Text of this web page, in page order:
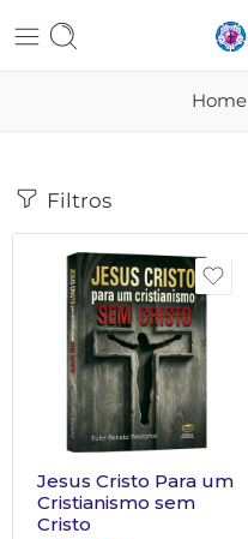
Home
Filtros
Jesus Cristo Para um
Cristianismo sem
Cristo